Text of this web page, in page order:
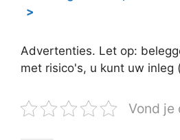
>
Advertenties. Let op:
met risico's, u kunt uw inleg
Vond je